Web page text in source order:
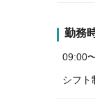
勤務
09:00
シフト